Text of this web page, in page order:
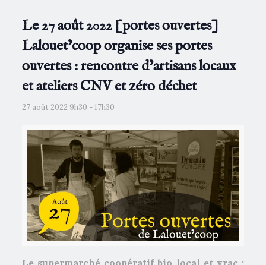
Le 27 août 2022 [portes ouvertes]
Lalouet’coop organise ses portes
ouvertes : rencontre d’artisans locaux
et ateliers CNV et zéro déchet
27 août 2022 9h30 -17h30